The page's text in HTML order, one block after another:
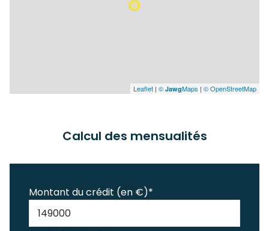
Leaflet | © JawgMaps | © OpenStreetMap
Calcul des mensualités
Montant du crédit (en €)*